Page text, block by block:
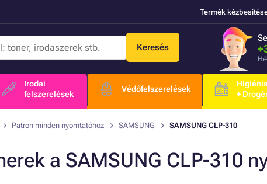
Termék
Keresés
Irodai
felszerelések
Védőfelszerelések
Higiénia
+
Patron minden nyomtatóhoz SAMSUNG SAMSUNG CLP-310
a SAMSUNG CLP-310